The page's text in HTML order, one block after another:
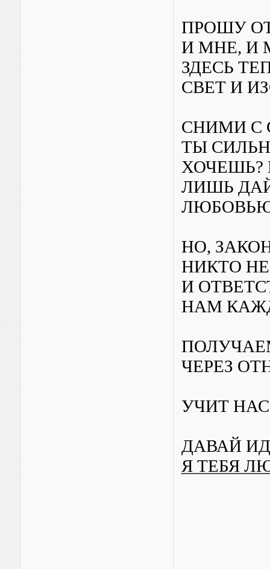
ПРОШУ
И МНЕ, И
ЗДЕСЬ
СВЕТ И
СНИМИ С
ТЫ
ЛИШЬ
НО,
НИКТО
И
НАМ
ЧЕРЕЗ
УЧИТ
ДАВАЙ
Я ТЕБЯ